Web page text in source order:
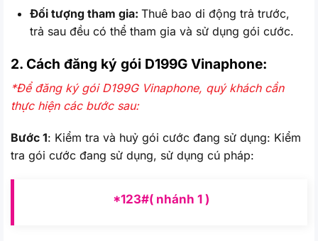
Đối tượng tham gia:Thuê bao di động trả trước,
trả sau đều có thể tham gia và sử dụng gói cước.
2. Cách đăng ký gói D199G Vinaphone:
*Để đăng ký gói D199G Vinaphone, quý khách cần
thực hiện các bước sau:
Bước 1: Kiểm tra và huỷ gói cước đang sử dụng: Kiểm
tra gói cước đang sử dụng, sử dụng cú pháp:
*123#( nhánh 1 )